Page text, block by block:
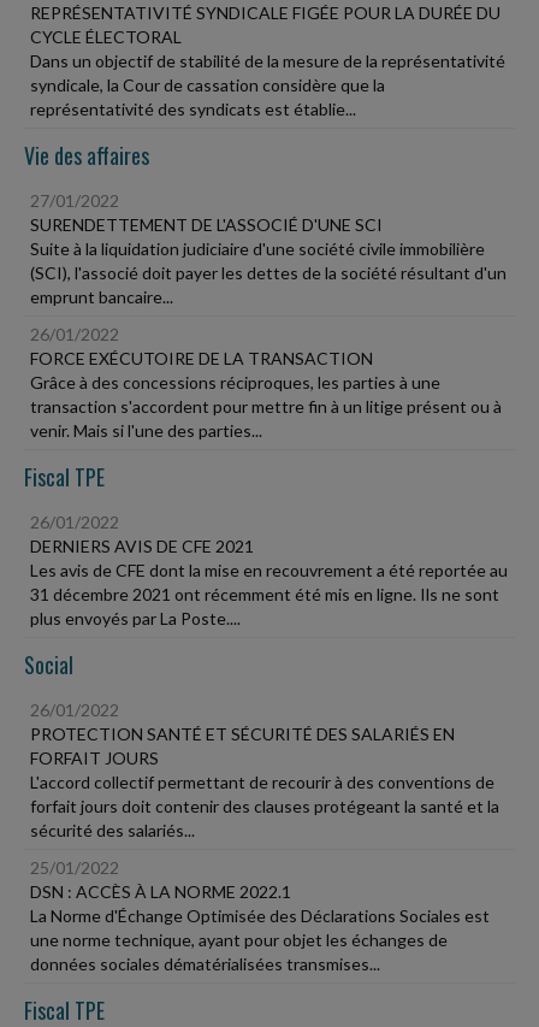
REPRÉSENTATIVITÉ SYNDICALE FIGÉE POUR LA DURÉE DU
CYCLE ÉLECTORAL
Dans un objectif de stabilité de la mesure de la représentativité
syndicale, la Cour de cassation considère que la
représentativité des syndicats est établie...
Vie des affaires
27/01/2022
SURENDETTEMENT DE L'ASSOCIÉ D'UNE SCI
Suite à la liquidation judiciaire d'une société civile immobilière
(SCI), l'associé doit payer les dettes de la société résultant d'un
emprunt bancaire...
26/01/2022
FORCE EXÉCUTOIRE DE LA TRANSACTION
Grâce à des concessions réciproques, les parties à une
transaction s'accordent pour mettre fin à un litige présent ou à
venir. Mais si l'une des parties...
Fiscal TPE
26/01/2022
DERNIERS AVIS DE CFE 2021
Les avis de CFE dont la mise en recouvrement a été reportée au
31 décembre 2021 ont récemment été mis en ligne. Ils ne sont
plus envoyés par La Poste....
Social
26/01/2022
PROTECTION SANTÉ ET SÉCURITÉ DES SALARIÉS EN
FORFAIT JOURS
L'accord collectif permettant de recourir à des conventions de
forfait jours doit contenir des clauses protégeant la santé et la
sécurité des salariés...
25/01/2022
DSN : ACCÈS À LA NORME 2022.1
La Norme d'Échange Optimisée des Déclarations Sociales est
une norme technique, ayant pour objet les échanges de
données sociales dématérialisées transmises...
Fiscal TPE